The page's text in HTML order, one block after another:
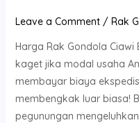
Leave a Comment / Rak
Harga Rak Gondola
kaget jika modal usaha
membayar biaya
membengkak luar biasa!
pegunungan